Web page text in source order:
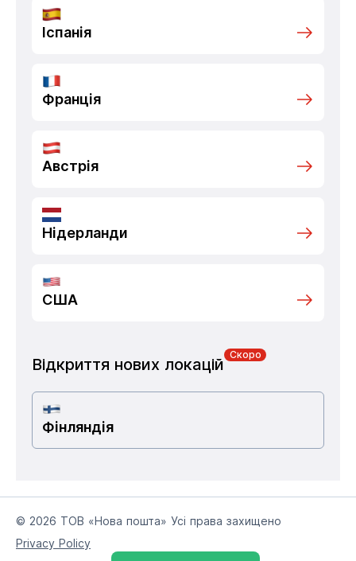
Іспанія
Франція
Австрія
Нідерланди
США
Відкриття нових локацій
Скоро
Фінляндія
© 2026 ТОВ «Нова пошта» Усі права захищено
Privacy Policy